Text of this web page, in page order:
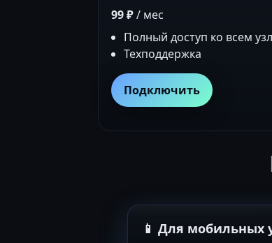
99 ₽/ мес
Полный доступ ко всем
Техподдержка
Подключить
📱 Для мобильных